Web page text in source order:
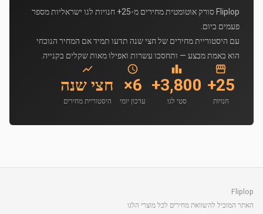
Fliplop סורק אוטומטית מחירים מ-25+ חנויות לגו ישראליות מספר
פעמים ביום.
עם היסטוריית מחירים של חצי שנה תדעו תמיד אם המחיר הנוכחי
הוא באמת מבצע — ותחסכו עשרות ואפילו מאות שקלים בקנייה.
25+
חנויות
3,800+
סטי לגו
6×
עדכון יומי
חצי שנה
היסטוריית מחירים
Fliplop
האתר המוביל להשוואת מחירים לכל מוצרי הלגו